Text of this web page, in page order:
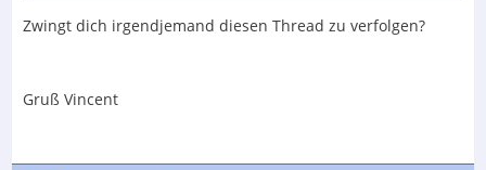
Zwingt dich irgendjemand diesen Thread zu verfolgen?
Gruß Vincent